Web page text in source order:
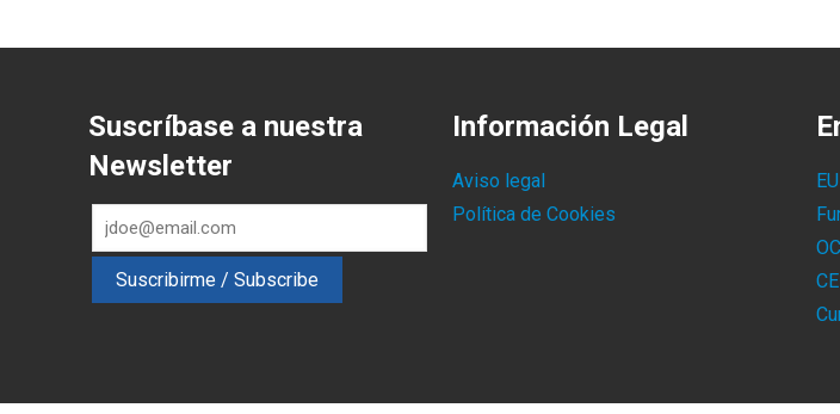
Suscríbase a nuestra
Newsletter
Información Legal
Aviso legal
Política de Cookies